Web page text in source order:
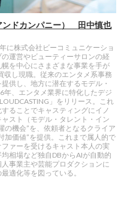
ンドカンパニー） 田中慎也
に株式会社ビーコミュニケーショ
運営やビューティーサロンの経
を中心にさまざまな事業を手が
し現職。従来のエンタメ系事務
供し、地方に潜在するモデル・
年、エンタメ業界に特化したデジ
」をリリース。これ
ることでキャスティングにイノ
スト（モデル・タレント・イン
の機会”を、依頼者となるクライア
加価値”を提供。これまで属人的で
ァーを受けるキャスト本人の実
相場など独自DBからAIが自動的
事業主や芸能プロダクションに
適化等を図っている。